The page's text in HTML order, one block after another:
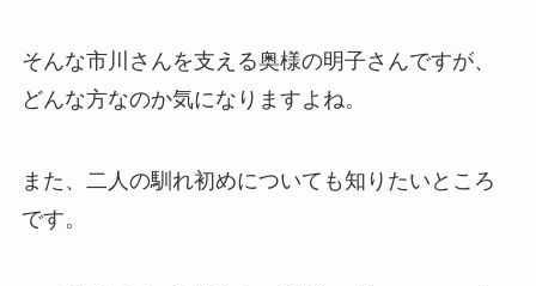
そんな市川さんを支える奥様の明子さんですが、
どんな方なのか気になりますよね。
また、二人の馴れ初めについても知りたいところ
です。